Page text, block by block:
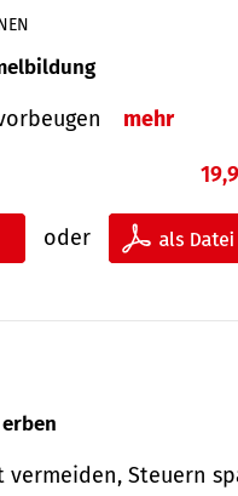
mehr
oder
vermeiden, Steuern